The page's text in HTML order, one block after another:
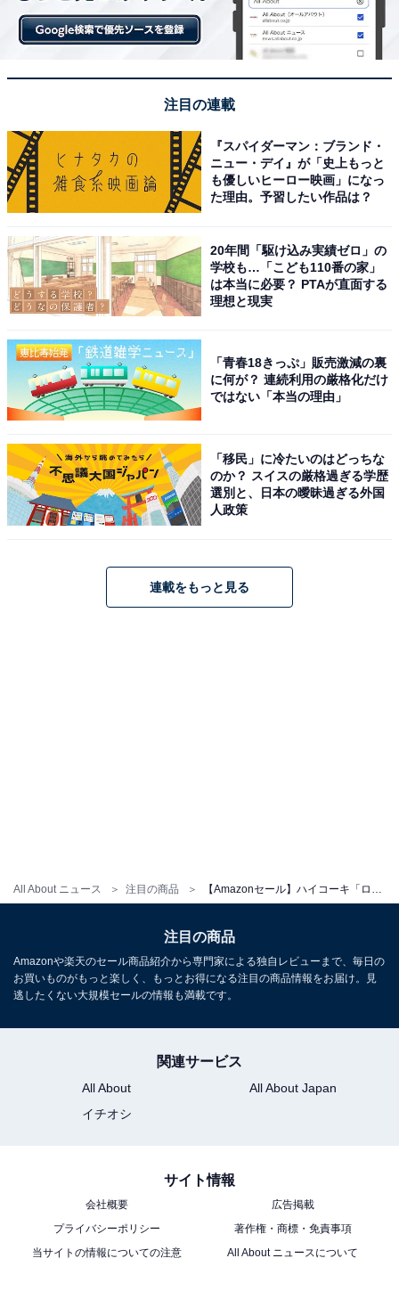
All About ニュース 注目の商品
HiKOKI(ハイコーキ) 36V コードレス刈払機 刈刃径
Amazonで見る
ハイコーキ「RA18DA」
HiKOKI(ハイコーキ) 18V エアダスター 小型 軽量 高風速
122m/sc RA18DA 無段階風速調整機能付き 蓄電池・充電
器別売り 充電式 エアブローガン エアダスターガン
RA18DA (NN)
Amazonで見る
ハイコーキ「BSL3640MVT」
HiKOKI(ハイコーキ) 18V 充電式 ヘッジトリマー 植木バリ
カン 刈り込み幅 300mm 切断径15mm 2.0Ah蓄電池・充
電器付き CH1830DA(BG)
Amazonで見る
注目の連載
『スパイダーマン：ブランド・
ニュー・デイ』が「史上もっと
も優しいヒーロー映画」になっ
た理由。予習したい作品は？
20年間「駆け込み実績ゼロ」の
学校も…「こども110番の家」
は本当に必要？ PTAが直面する
理想と現実
「青春18きっぷ」販売激減の裏
に何が？ 連続利用の厳格化だけ
ではない「本当の理由」
「移民」に冷たいのはどっちな
のか？ スイスの厳格過ぎる学歴
選別と、日本の曖昧過ぎる外国
人政策
連載をもっと見る
注目の商品
Amazonや楽天のセール商品紹介から専門家による独自レビューまで、毎日の
お買いものがもっと楽しく、もっとお得になる注目の商品情報をお届け。見
逃したくない大規模セールの情報も満載です。
関連サービス
All About
All About Japan
イチオシ
サイト情報
会社概要
広告掲載
プライバシーポリシー
著作権・商標・免責事項
当サイトの情報についての注意
All About ニュースについて